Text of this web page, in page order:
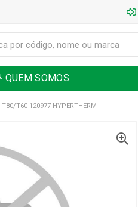
QUEM SOMOS
T80/T60 120977 HYPERTHERM